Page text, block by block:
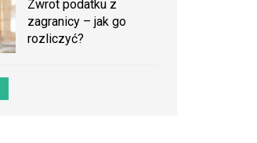
Zwrot podatku z
zagranicy – jak go
rozliczyć?